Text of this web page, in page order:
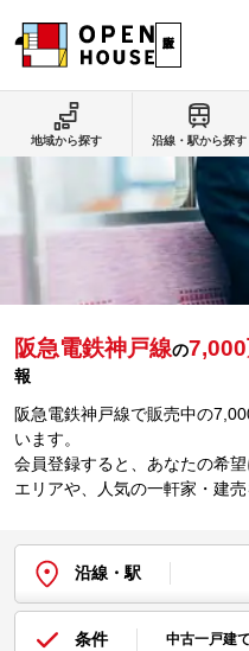
阪急電鉄神戸線の
報
阪急電鉄神戸線で販売中の
います。
会員登録すると、あなたの希
エリアや、人気の一軒家・建売
沿線・駅
条件 中古一戸建
地域から探す 沿線・駅から探す